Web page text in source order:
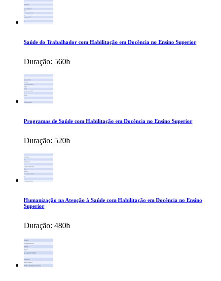
Saúde do Trabalhador com Habilitação em Docência no Ensino Superior
Duração: 560h
Programas de Saúde com Habilitação em Docência no Ensino Superior
Duração: 520h
Humanização na Atenção à Saúde com Habilitação em Docência no Ensino
Superior
Duração: 480h